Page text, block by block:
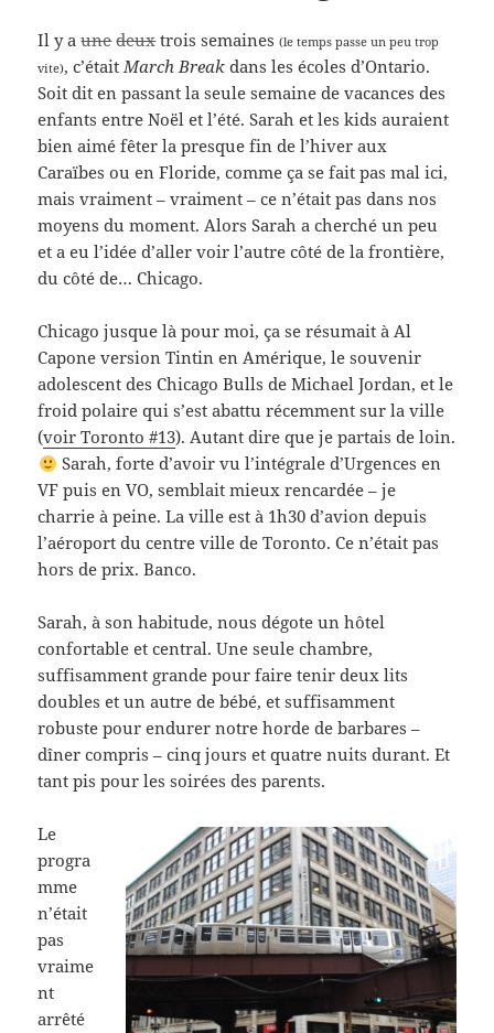
Il y aune deuxtrois semaines(le temps passe un peu trop
vite), c’étaitMarch Break dans les écoles d’Ontario.
Soit dit en passant la seule semaine de vacances des
enfants entre Noël et l’été. Sarah et les kids auraient
bien aimé fêter la presque fin de l’hiver aux
Caraïbes ou en Floride, comme ça se fait pas mal ici,
mais vraiment – vraiment – ce n’était pas dans nos
moyens du moment. Alors Sarah a cherché un peu
et a eu l’idée d’aller voir l’autre côté de la frontière,
du côté de… Chicago.
Chicago jusque là pour moi, ça se résumait à Al
Capone version Tintin en Amérique, le souvenir
adolescent des Chicago Bulls de Michael Jordan, et le
froid polaire qui s’est abattu récemment sur la ville
(voir Toronto #13). Autant dire que je partais de loin.
Sarah, forte d’avoir vu l’intégrale d’Urgences en
VF puis en VO, semblait mieux rencardée – je
charrie à peine. La ville est à 1h30 d’avion depuis
l’aéroport du centre ville de Toronto. Ce n’était pas
hors de prix. Banco.
Sarah, à son habitude, nous dégote un hôtel
confortable et central. Une seule chambre,
suffisamment grande pour faire tenir deux lits
doubles et un autre de bébé, et suffisamment
robuste pour endurer notre horde de barbares –
dîner compris – cinq jours et quatre nuits durant. Et
tant pis pour les soirées des parents.
Le
progra
mme
n’était
pas
vraime
nt
arrêté